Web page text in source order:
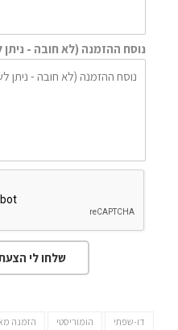
נוסח ההזמנה (לא חובה -
שלחו לי
דו-שפתי הומוריסטי הזמנה